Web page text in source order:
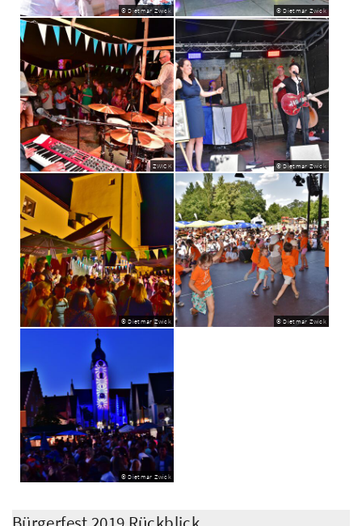
© Dietmar Zwick © Dietmar Zwick
ZWICK © Dietmar Zwick
© Dietmar Zwick © Dietmar Zwick
© Dietmar Zwick